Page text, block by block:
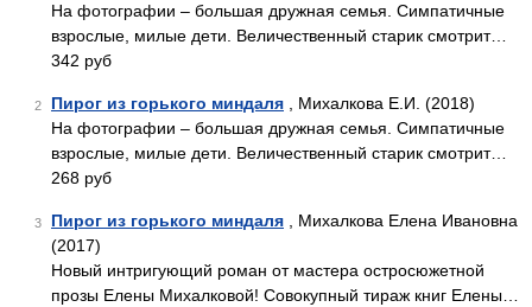
На фотографии – большая дружная семья. Симпатичные
взрослые, милые дети. Величественный старик смотрит…
342 руб
2 Пирог из горького миндаля , Михалкова Е.И. (2018)
На фотографии – большая дружная семья. Симпатичные
взрослые, милые дети. Величественный старик смотрит…
268 руб
3 Пирог из горького миндаля , Михалкова Елена Ивановна
(2017)
Новый интригующий роман от мастера остросюжетной
прозы Елены Михалковой! Совокупный тираж книг Елены…